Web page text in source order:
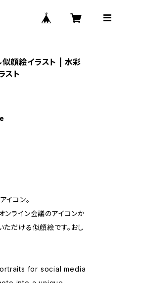
似顔絵イラスト | 水彩
スト
コン。
ンライン会議のアイコンか
だける似顔絵です。おし
for social media